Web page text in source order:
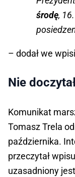
środę,
– dodał we
Nie
Komunikat
Tomasz Trela
października.
przeczytał
uzasadniony